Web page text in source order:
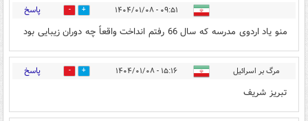
۰۹:۵۱ - ۱۴۰۴/۰۱/۰۸ 3 پاسخ
منو یاد اردوی مدرسه که سال 66 رفتم انداخت واقعاً چه دوران زیبایی بود
مرگ بر اسرائیل ۱۵:۱۶ - ۱۴۰۴/۰۱/۰۸ 0 پاسخ
تبریز شریف